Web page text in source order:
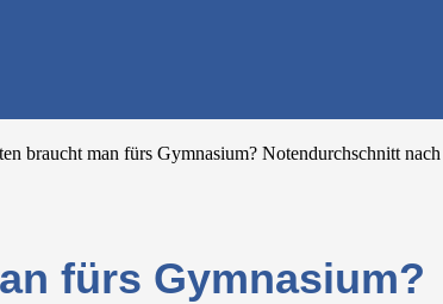
- dein Infoportal zur
braucht man fürs Gymnasium? Notendurchschnitt nach
fürs Gymnasium?